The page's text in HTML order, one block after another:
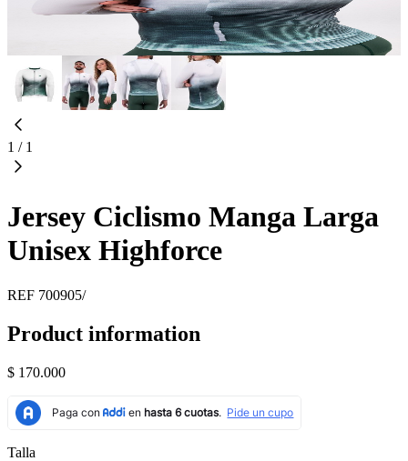
1 / 1
Jersey Ciclismo Manga Larga
Unisex Highforce
REF 700905/
Product information
$ 170.000
Talla